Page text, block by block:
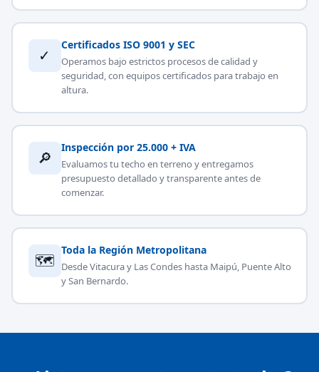
✓
Certificados ISO 9001 y SEC
Operamos bajo estrictos procesos de calidad y
seguridad, con equipos certificados para trabajo en
altura.
🔎
Inspección por 25.000 + IVA
Evaluamos tu techo en terreno y entregamos
presupuesto detallado y transparente antes de
comenzar.
🗺
Toda la Región Metropolitana
Desde Vitacura y Las Condes hasta Maipú, Puente Alto
y San Bernardo.